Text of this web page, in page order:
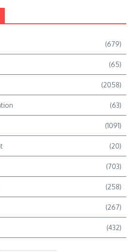
(679)
(65)
(2058)
(63)
(1091)
(20)
(703)
(258)
(267)
(432)